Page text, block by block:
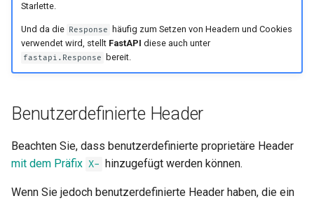
JSON Lines streamen
Server-Sent Events (SSE)
Metadaten und
Frontend
Starlette.
Und da die Response
häufig zum Setzen von Headern und Cookies
verwendet wird, stellt FastAPI diese auch unter
fastapi.Response bereit.
Benutzerdefinierte Header
Beachten Sie, dass benutzerdefinierte proprietäre Header
mit dem Präfix X- hinzugefügt werden können.
Wenn Sie jedoch benutzerdefinierte Header haben, die ein